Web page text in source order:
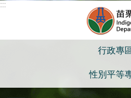
跳到主要內容區塊
:::
行政專
性別平等